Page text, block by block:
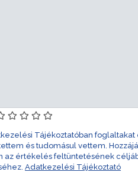
Tájékoztatóban foglaltakat
és tudomásul vettem.
az értékelés feltüntetésének
Adatkezelési Tájékoztató